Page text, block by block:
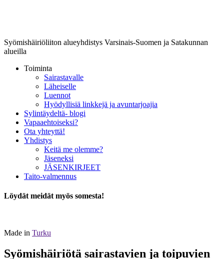
Syömishäiriöliiton alueyhdistys Varsinais-Suomen ja Satakunnan
alueilla
Toiminta
Sairastavalle
Läheiselle
Luennot
Hyödyllisiä linkkejä ja avuntarjoajia
Sylintäydeltä- blogi
Vapaaehtoiseksi?
Ota yhteyttä!
Yhdistys
Keitä me olemme?
Jäseneksi
JÄSENKIRJEET
Taito-valmennus
Löydät meidät myös somesta!
Made in Turku
Syömishäiriötä sairastavien ja toipuvien